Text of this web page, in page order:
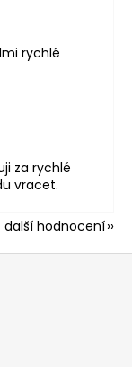
hvězdiček.
rychlé
hvězdiček.
za rychlé
vracet.
další hodnocení